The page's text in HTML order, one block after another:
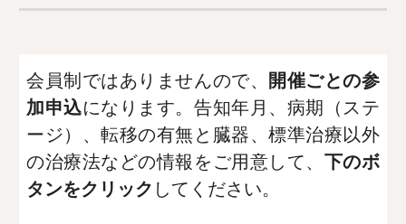
会員制ではありませんので、
開催ごとの参
加申込になります。告知年月、病期（ステ
ージ）、転移の有無と臓器、標準治療以外
の治療法などの情報をご用意して、 下のボ
タンをクリック してください。